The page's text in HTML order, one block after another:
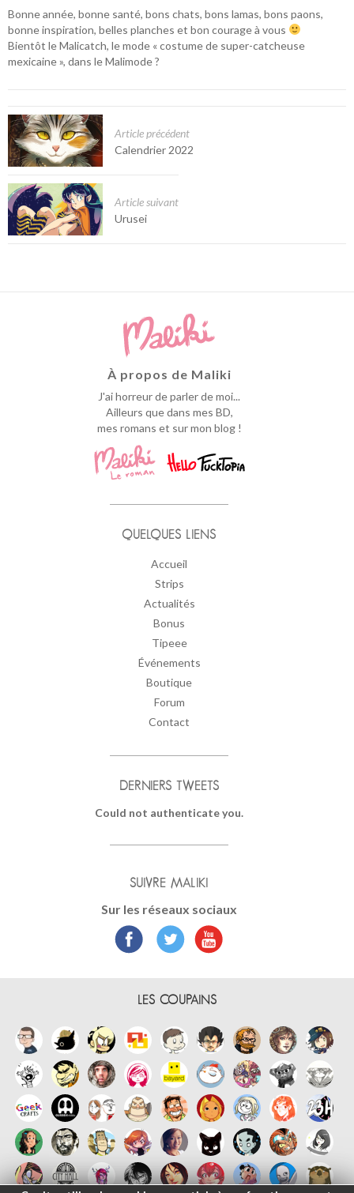
Bonne année, bonne santé, bons chats, bons lamas, bons paons,
bonne inspiration, belles planches et bon courage à vous
Bientôt le Malicatch, le mode « costume de super-catcheuse
mexicaine », dans le Malimode ?
Article précédent
Calendrier 2022
Article suivant
Urusei
À propos de Maliki
J'ai horreur de parler de moi...
Ailleurs que dans mes BD,
mes romans et sur mon blog !
QUELQUES LIENS
Accueil
Strips
Actualités
Bonus
Tipeee
Événements
Boutique
Forum
Contact
DERNIERS TWEETS
Could not authenticate you.
SUIVRE MALIKI
Sur les réseaux sociaux
LES COUPAINS